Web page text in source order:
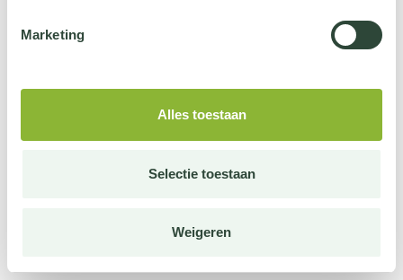
Marketing
Alles toestaan
Selectie toestaan
Weigeren